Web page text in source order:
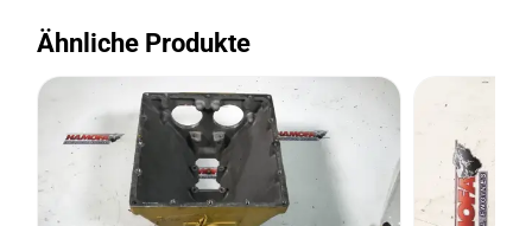
Ähnliche Produkte